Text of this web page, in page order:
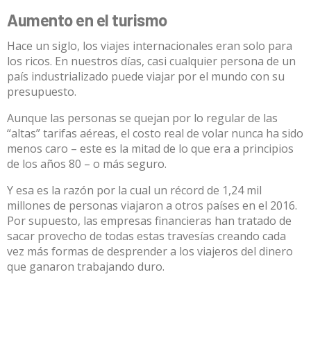
Aumento en el turismo
Hace un siglo, los viajes internacionales eran solo para
los ricos. En nuestros días, casi cualquier persona de un
país industrializado puede viajar por el mundo con su
presupuesto.
Aunque las personas se quejan por lo regularde las
“altas” tarifas aéreas, el costo real de volar nunca ha sido
menos caro – este es la mitad de lo que era a principios
de los años 80 – o más seguro.
Y esa es la razón por la cual un récord de 1,24 mil
millones de personas viajaron a otros países en el 2016.
Por supuesto, las empresas financieras han tratado de
sacar provecho de todas estas travesías creando cada
vez más formas de desprender a los viajeros del dinero
que ganaron trabajando duro.